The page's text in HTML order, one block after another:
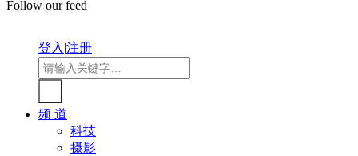
Follow our feed
登入|注册
频 道
科技
摄影